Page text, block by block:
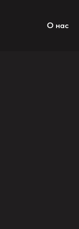
ECO
О нас